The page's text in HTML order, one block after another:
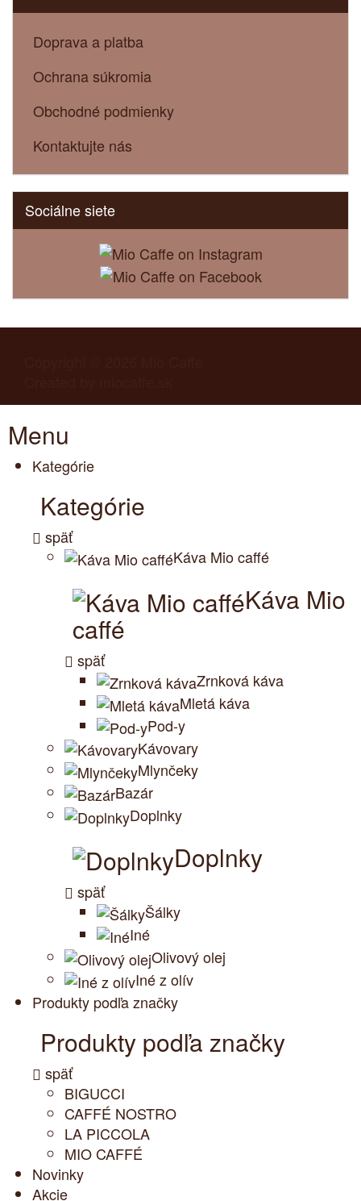
Doprava a platba
Ochrana súkromia
Obchodné podmienky
Kontaktujte nás
Sociálne siete
Menu
Kategórie
Kategórie
späť
Káva Mio caffé
Káva Mio
caffé
späť
Zrnková káva
Mletá káva
Pod-y
Kávovary
Mlynčeky
Bazár
Doplnky
Doplnky
späť
Šálky
Iné
Olivový olej
Iné z olív
Produkty podľa značky
Produkty podľa značky
späť
BIGUCCI
CAFFÉ NOSTRO
LA PICCOLA
MIO CAFFÉ
Novinky
Akcie